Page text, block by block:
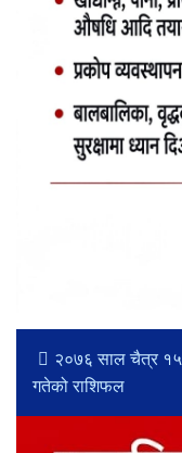
​​​​​​​२०७६ साल चैत्र १५
गतेको राशिफल